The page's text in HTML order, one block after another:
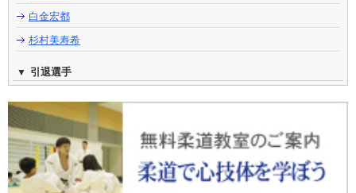
白金宏都
杉村美寿希
引退選手